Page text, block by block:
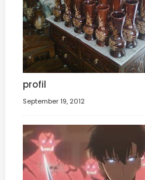
profil
September 19, 2012